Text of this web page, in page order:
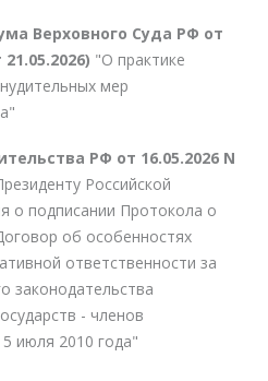
Верховного Суда РФ от
"О практике
мер
РФ от 16.05.2026 N
Российской
о подписании Протокола о
об особенностях
ответственности за
законодательства
- членов
июля 2010 года"